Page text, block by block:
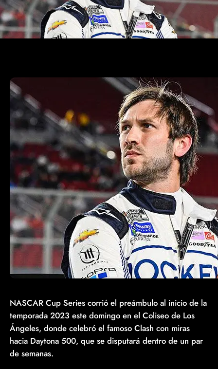
NASCAR Cup Series corrió el preámbulo al inicio de la
temporada 2023 este domingo en el Coliseo de Los
Ángeles, donde celebró el famoso Clash con miras
hacia Daytona 500, que se disputará dentro de un par
de semanas.